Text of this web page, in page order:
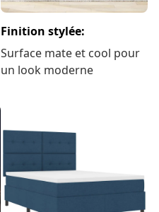
Finition stylée: